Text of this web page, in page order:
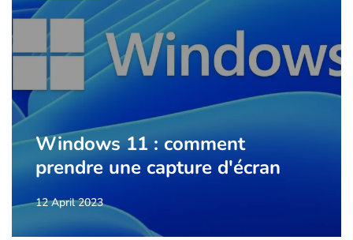
Windows 11 : comment
prendre une capture d'écran
12 April 2023